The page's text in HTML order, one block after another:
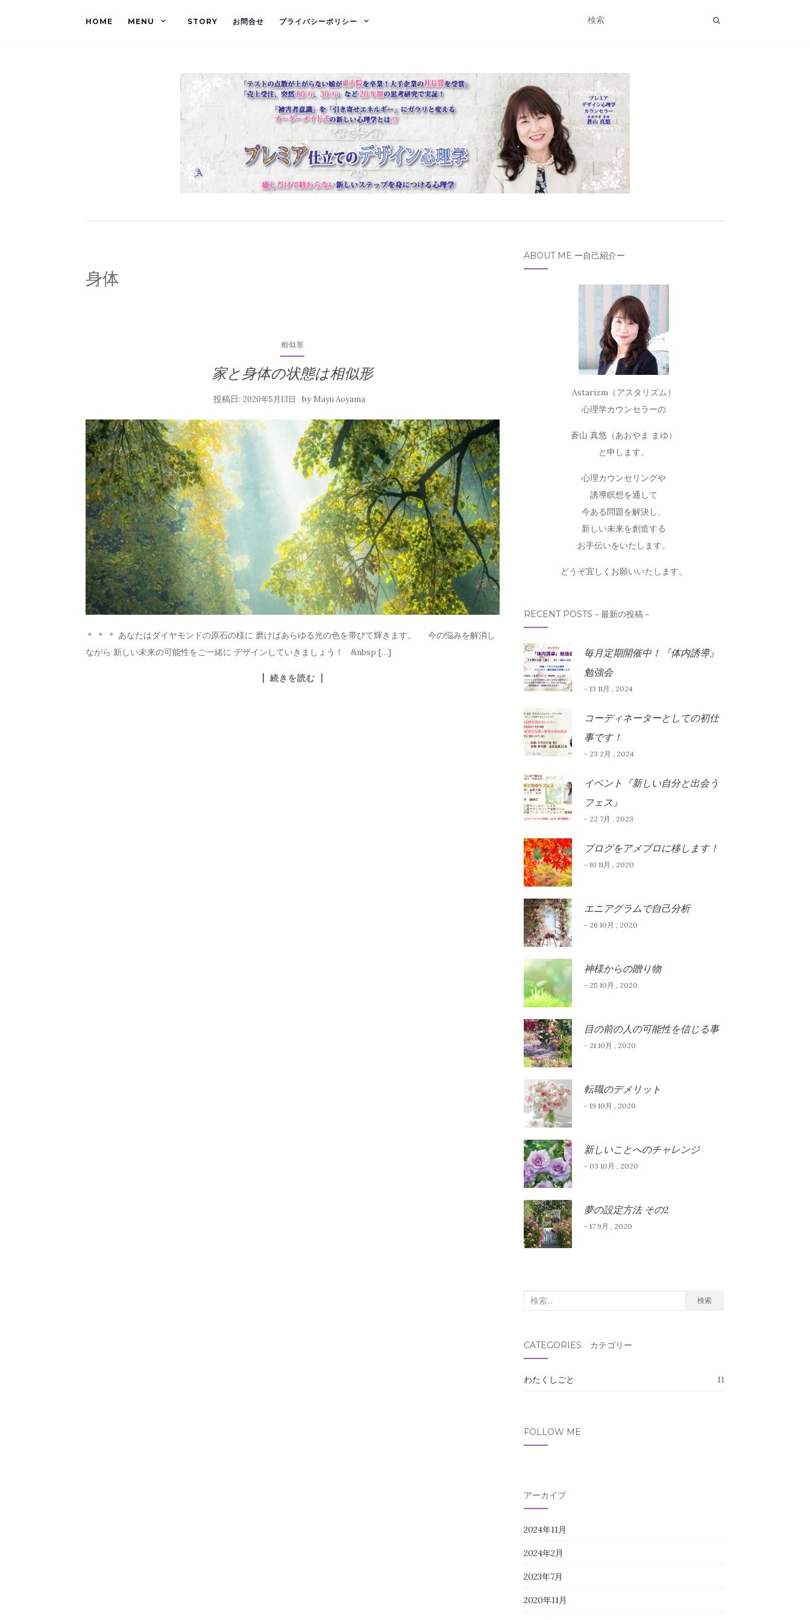
HOME MENU STORY お問合せ プライバシーポリシー
身体
相似形
家と身体の状態は相似形
投稿日:2020年5月13日 by Mayu Aoyama
＊ ＊ ＊ あなたはダイヤモンドの原石の様に 磨けばあらゆる光の色を帯びて輝きます。 今の悩みを解消し
ながら 新しい未来の可能性をご一緒に デザインしていきましょう！ &nbsp […]
続きを読む
ABOUT ME ー自己紹介ー
Astarizm（アスタリズム）
心理学カウンセラーの
蒼山 真悠（あおやま まゆ）
と申します。
心理カウンセリングや
誘導瞑想を通して
今ある問題を解決し、
新しい未来を創造する
お手伝いをいたします。
どうぞ宜しくお願いいたします。
RECENT POSTS－最新の投稿－
毎月定期開催中！『体内誘導』
勉強会
- 13 11月 , 2024
コーディネーターとしての初仕
事です！
- 23 2月 , 2024
イベント『新しい自分と出会う
フェス』
- 22 7月 , 2023
ブログをアメブロに移します！
- 10 11月 , 2020
エニアグラムで自己分析
- 26 10月 , 2020
神様からの贈り物
- 25 10月 , 2020
目の前の人の可能性を信じる事
- 21 10月 , 2020
転職のデメリット
- 19 10月 , 2020
新しいことへのチャレンジ
- 03 10月 , 2020
夢の設定方法 その2
- 17 9月 , 2020
検
象:
検索
CATEGORIES カテゴリー
わたくしごと 11
FOLLOW ME
アーカイブ
2024年11月
2024年2月
2023年7月
2020年11月